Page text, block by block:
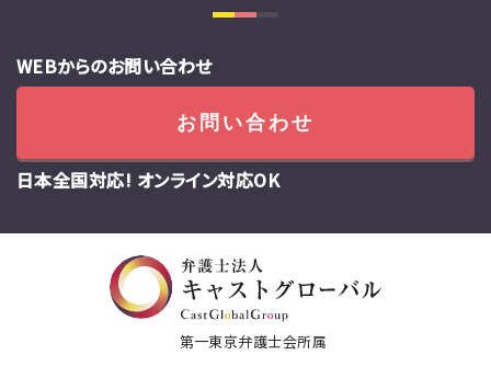
WEBからのお問い合わせ
お問い合わせ
日本全国対応! オンライン対応OK
第一東京弁護士会所属